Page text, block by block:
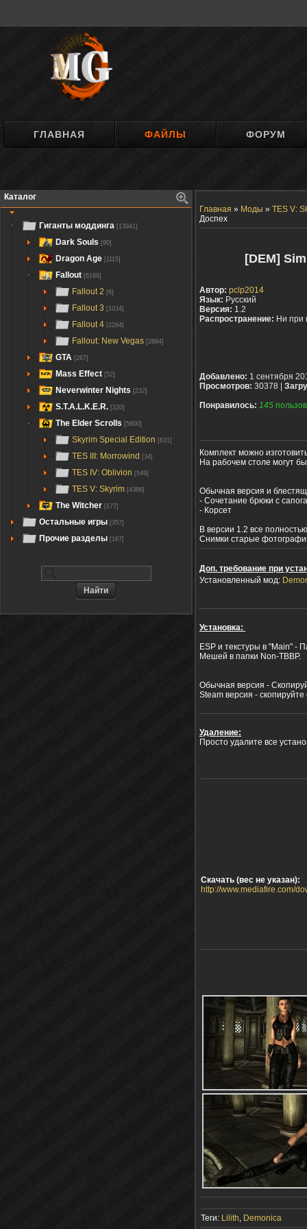
ГЛАВНАЯ ФАЙЛЫ ФОРУМ
Каталог
Гиганты моддинга [13941]
Dark Souls [90]
Dragon Age [1115]
Fallout [6188]
Fallout 2 [6]
Fallout 3 [1034]
Fallout 4 [2264]
Fallout: New Vegas [2884]
GTA [267]
Mass Effect [52]
Neverwinter Nights [232]
S.T.A.L.K.E.R. [220]
The Elder Scrolls [5600]
Skyrim Special Edition [631]
TES III: Morrowind [34]
TES IV: Oblivion [549]
TES V: Skyrim [4386]
The Witcher [177]
Остальные игры [357]
Прочие разделы [167]
Главная » Моды » TES V:
Доспех
[DEM]
Автор: pclp2014
Язык: Русский
Версия: 1.2
Распространение: Ни при
Добавлено: 1 сентября
Просмотров: 30378 |
Понравилось: 145
Комплект можно
На рабочем столе могут
Обычная версия и
- Сочетание брюки с
- Корсет
В версии 1.2 все
Снимки старые
Доп. требование при
Установленный мод:
Установка:
ESP и текстуры в "Main" -
Мешей в папки Non-ТBBP.
Обычная версия -
Steam версия -
Удаление:
Просто удалите все
Скачать (вес не указан):
http://www.mediafire.com/
Теги: Lilith, Demonica